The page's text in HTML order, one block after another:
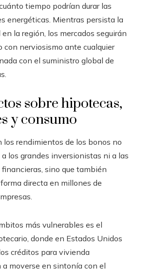
tiempo podrían durar las
energéticas. Mientras persista la
la región, los mercados seguirán
con nerviosismo ante cualquier
con el suministro global de
sobre hipotecas,
y consumo
los rendimientos de los bonos no
los grandes inversionistas ni a las
sino que también
directa en millones de
más vulnerables es el
donde en Estados Unidos
créditos para vivienda
a moverse en sintonía con el